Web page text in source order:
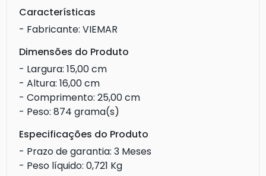
Características
- Fabricante: VIEMAR
Dimensões do Produto
- Largura: 15,00 cm
- Altura: 16,00 cm
- Comprimento: 25,00 cm
- Peso: 874 grama(s)
Especificações do Produto
- Prazo de garantia: 3 Meses
- Peso líquido: 0,721 Kg